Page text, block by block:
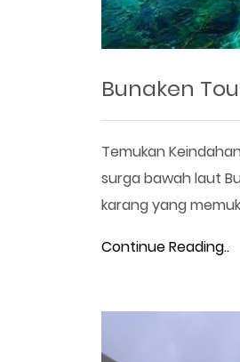
Bunaken
Temukan Keindahan
surga bawah laut
karang yang
Continue Reading..